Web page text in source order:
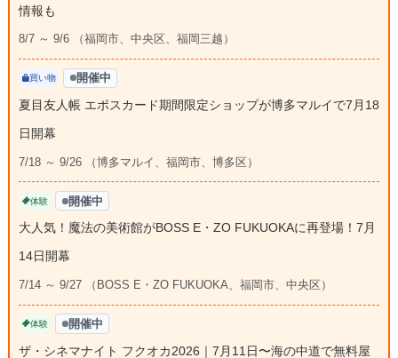
情報も
8/7 ～ 9/6 （福岡市、中央区、福岡三越）
買い物 開催中
夏目友人帳 エポスカード期間限定ショップが博多マルイで7月18
日開幕
7/18 ～ 9/26 （博多マルイ、福岡市、博多区）
体験 開催中
大人気！魔法の美術館がBOSS E・ZO FUKUOKAに再登場！7月
14日開幕
7/14 ～ 9/27 （BOSS E・ZO FUKUOKA、福岡市、中央区）
体験 開催中
ザ・シネマナイト フクオカ2026｜7月11日〜海の中道で無料屋